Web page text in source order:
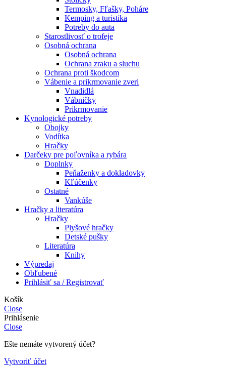
Termosky, Fľašky, Poháre
Kemping a turistika
Potreby do auta
Starostlivosť o trofeje
Osobná ochrana
Osobná ochrana
Ochrana zraku a sluchu
Ochrana proti škodcom
Vábenie a prikrmovanie zveri
Vnadidlá
Vábničky
Prikrmovanie
Kynologické potreby
Obojky
Vodítka
Hračky
Darčeky pre poľovníka a rybára
Doplnky
Peňaženky a dokladovky
Kľúčenky
Ostatné
Vankúše
Hračky a literatúra
Hračky
Plyšové hračky
Detské pušky
Literatúra
Knihy
Výpredaj
Obľubené
Prihlásiť sa / Registrovať
Košík
Close
Prihlásenie
Close
Ešte nemáte vytvorený účet?
Vytvoriť účet